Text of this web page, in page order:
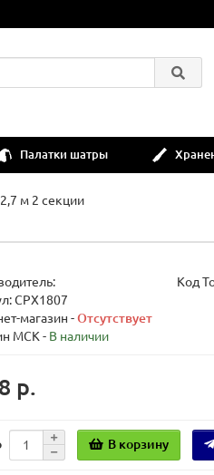
Палатки шатры
м 2 секции
Код
CPX1807
магазин -Отсутствует
МСК - В наличии
р.
В корзину